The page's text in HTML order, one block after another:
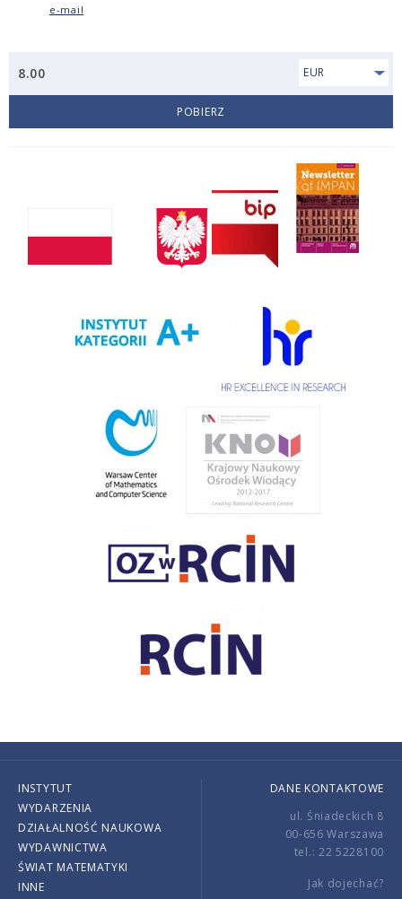
e-mail
8.00 EUR
POBIERZ
INSTYTUT
WYDARZENIA
DZIAŁALNOŚĆ NAUKOWA
WYDAWNICTWA
ŚWIAT MATEMATYKI
INNE
DANE KONTAKTOWE
ul. Śniadeckich 8
00-656 Warszawa
tel.: 22 5228100
Jak dojechać?